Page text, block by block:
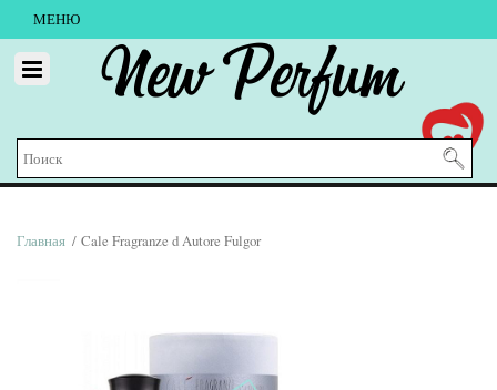
МЕНЮ
New Perfum
Главная / Cale Fragranze d Autore Fulgor